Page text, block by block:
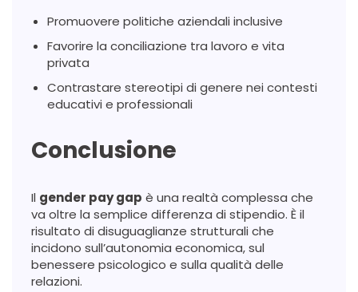
Promuovere politiche aziendali inclusive
Favorire la conciliazione tra lavoro e vita
privata
Contrastare stereotipi di genere nei contesti
educativi e professionali
Conclusione
Il gender pay gap è una realtà complessa che
va oltre la semplice differenza di stipendio. È il
risultato di disuguaglianze strutturali che
incidono sull’autonomia economica, sul
benessere psicologico e sulla qualità delle
relazioni.